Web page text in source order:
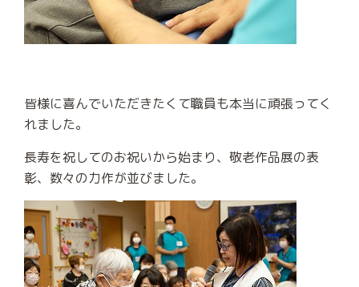
皆様に喜んでいただきたくて職員も本当に頑張ってく
れました。
長寿を祝してのお祝いから始まり、敬老作品展の表
彰、数々の力作が並びました。